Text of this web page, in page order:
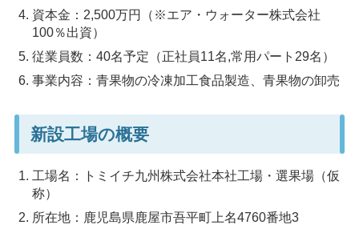
資本金：2,500万円（※エア・ウォーター株式会社
100％出資）
従業員数：40名予定（正社員11名,常用パート29名）
事業内容：青果物の冷凍加工食品製造、青果物の卸売
新設工場の概要
工場名：トミイチ九州株式会社本社工場・選果場（仮
称）
所在地：鹿児島県鹿屋市吾平町上名4760番地3